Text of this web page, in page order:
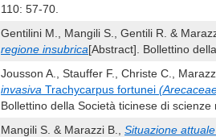
110: 57-70.
Gentilini M., Mangili S., Gentili R. &
regione insubrica[Abstract]. Bollettino
Jousson A., Stauffer F., Christe C.,
invasiva Trachycarpus fortunei
Bollettino della Società ticinese di scienze
Mangili S. & Marazzi B., Situazione